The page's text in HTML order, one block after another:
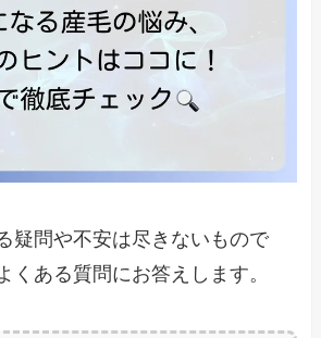
疑問や不安は尽きないもので
くある質問にお答えします。